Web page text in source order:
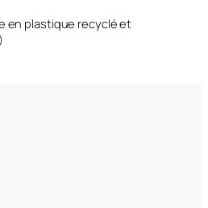
en plastique recyclé et